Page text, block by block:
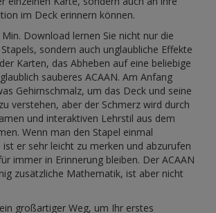
im Deck erinnern können.
Download lernen Sie nicht nur die
sondern auch unglaubliche Effekte
Karten, das Abheben auf eine beliebige
sauberes ACAAN. Am Anfang
Gehirnschmalz, um das Deck und seine
verstehen, aber der Schmerz wird durch
und interaktiven Lehrstil aus dem
Wenn man den Stapel einmal
er sehr leicht zu merken und abzurufen
immer in Erinnerung bleiben. Der ACAAN
zusätzliche Mathematik, ist aber nicht
großartiger Weg, um Ihr erstes